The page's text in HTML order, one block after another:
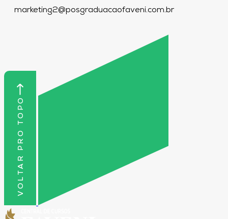
marketing2@posgraduacaofaveni.com.br
VOLTAR PRO TOPO